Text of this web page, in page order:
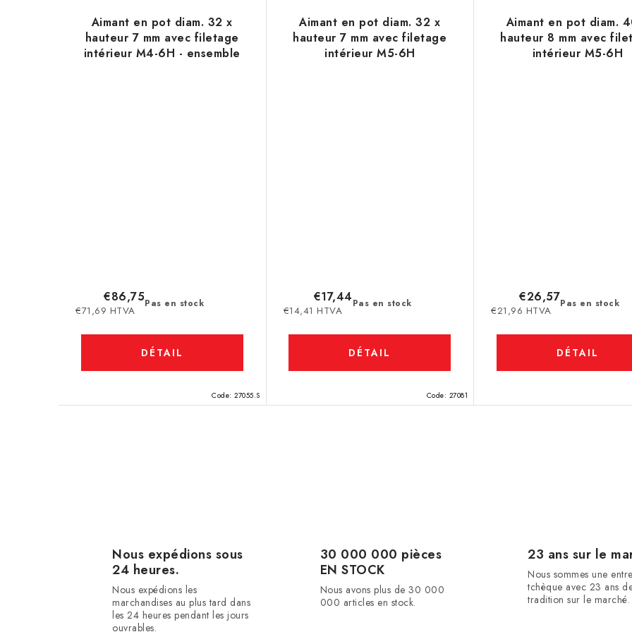
Aimant en pot diam. 32 x
hauteur 7 mm avec filetage
intérieur M4-6H - ensemble
Pas en stock
€71,69 HTVA
€86,75
DÉTAIL
Code: 27055.S
Aimant en pot diam. 32 x
hauteur 7 mm avec filetage
intérieur M5-6H
Pas en stock
€14,41 HTVA
€17,44
DÉTAIL
Code: 27081
Aimant en pot diam.
hauteur 8 mm avec
intérieur M5-6H
Pas en stock
€21,96 HTVA
€26,57
DÉTAIL
Nous expédions sous
24 heures.
Nous expédions les
marchandises au plus tard dans
les 24 heures pendant les jours
ouvrables.
30 000 000 pièces
EN STOCK
Nous avons plus de 30 000
000 articles en stock.
23 ans sur le
Nous sommes une
tchèque avec 23 ans
tradition sur le marché.